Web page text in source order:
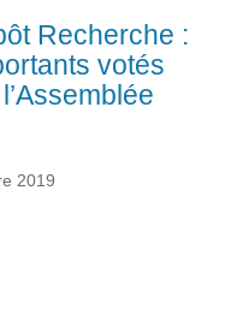
Recherche :
votés
2019